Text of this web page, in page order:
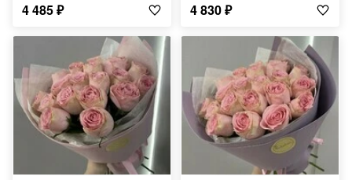
4 485₽ 4 830₽